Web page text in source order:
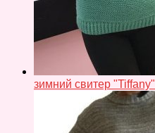
зимний свитер "Tiffany"